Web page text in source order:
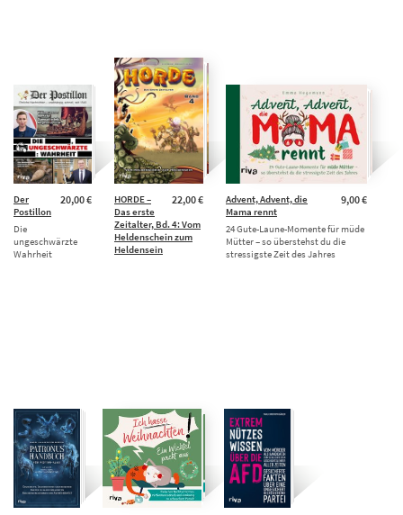
20,00 €
Der
Postillon
Die
ungeschwärzte
Wahrheit
22,00 €
HORDE –
Das erste
Zeitalter, Bd. 4: Vom
Heldenschein zum
Heldensein
9,00 €
Advent, Advent, die
Mama rennt
24 Gute-Laune-Momente für müde
Mütter – so überstehst du die
stressigste Zeit des Jahres